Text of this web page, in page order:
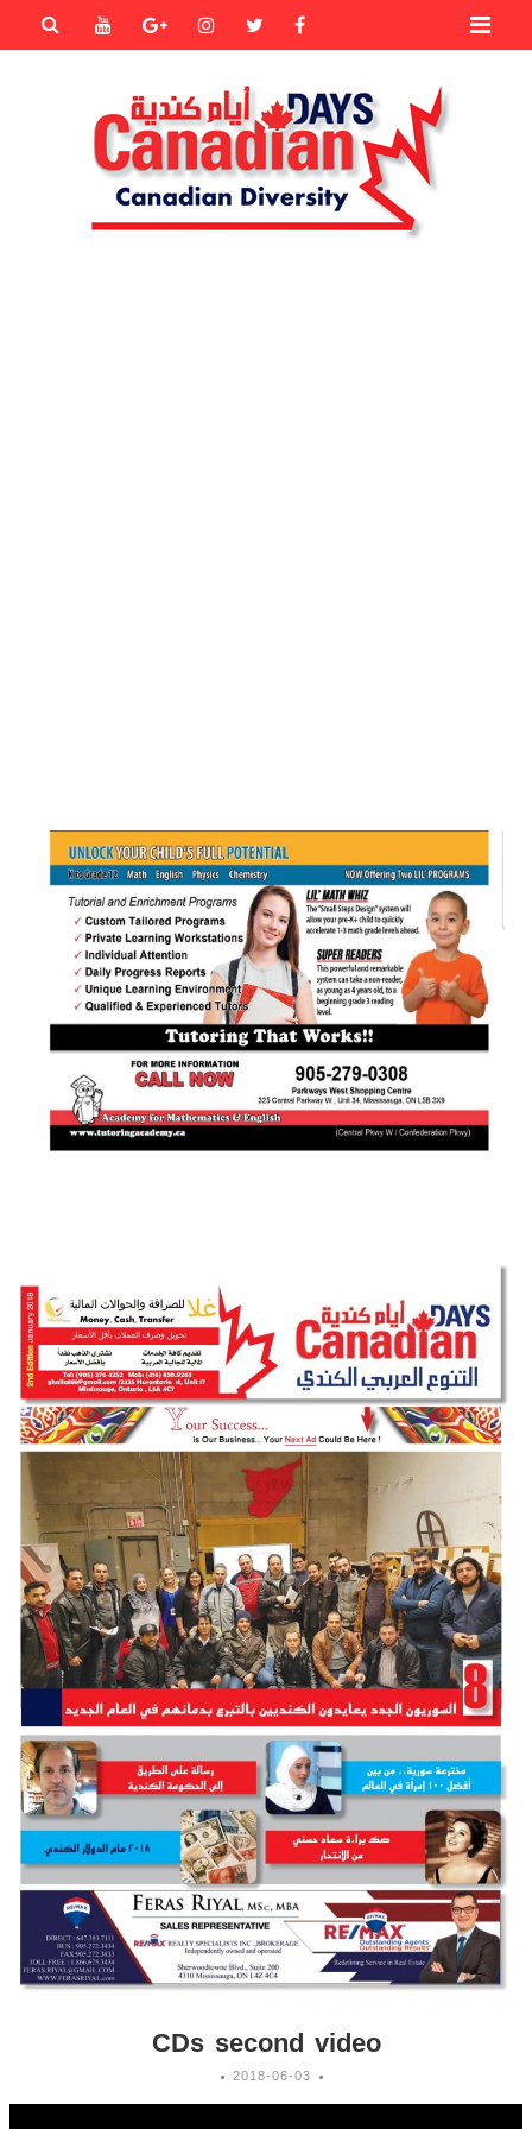
Facebook
Twitter
instagram
Goole+
Youtube
CDs second video
2018-06-03